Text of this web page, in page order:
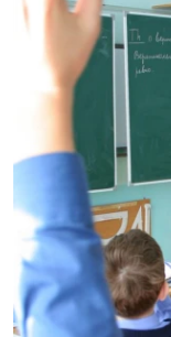
No media